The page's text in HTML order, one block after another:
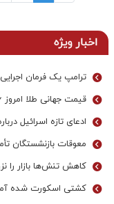
اخبار ویژه
ترامپ یک فرمان
قیمت جهانی طلا امروز ۱۶ مرداد
ادعای تازه اسرائیل
معوقات بازنشستگان
کاهش تنش‌ها بازار را
کشتی اسکورت شده